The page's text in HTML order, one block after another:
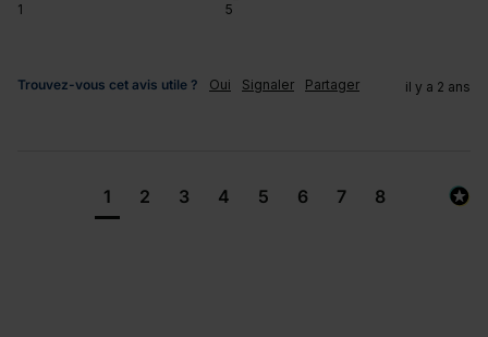
1 5
Trouvez-vous cet avis utile ? Oui Signaler Partager il y a 2 ans
1 2 3 4 5 6 7 8